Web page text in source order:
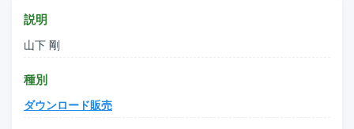
説明
山下 剛
種別
ダウンロード販売